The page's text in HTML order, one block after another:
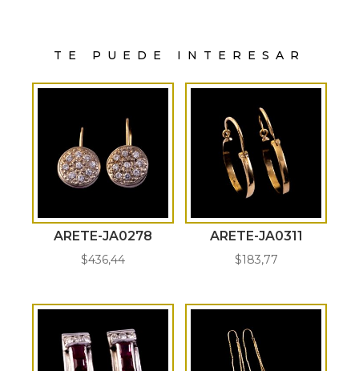
TE PUEDE INTERESAR
ARETE-JA0278
$436,44
ARETE-JA0311
$183,77